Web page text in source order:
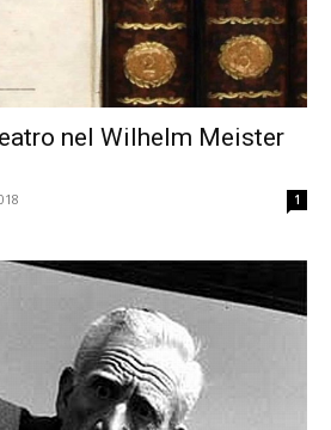
nel Wilhelm Meister
1